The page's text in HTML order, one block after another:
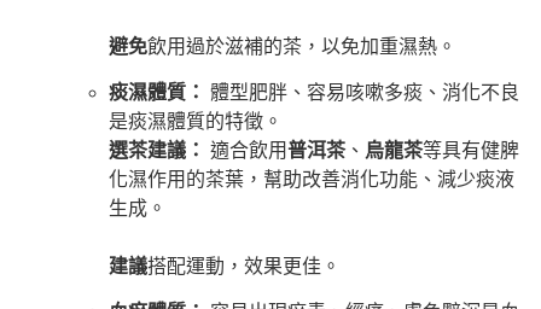
避免飲用過於滋補的茶，以免加重濕熱。
痰濕體質： 體型肥胖、容易咳嗽多痰、消化不良
是痰濕體質的特徵。
選茶建議： 適合飲用普洱茶、 烏龍茶等具有健脾
化濕作用的茶葉，幫助改善消化功能、減少痰液
生成。
建議搭配運動，效果更佳。